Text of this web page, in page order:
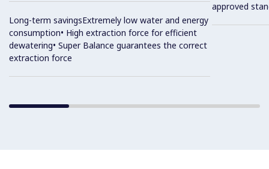
Long-term savingsExtremely low water and energy
consumption• High extraction force for efficient
dewatering• Super Balance guarantees the correct
extraction force
approved